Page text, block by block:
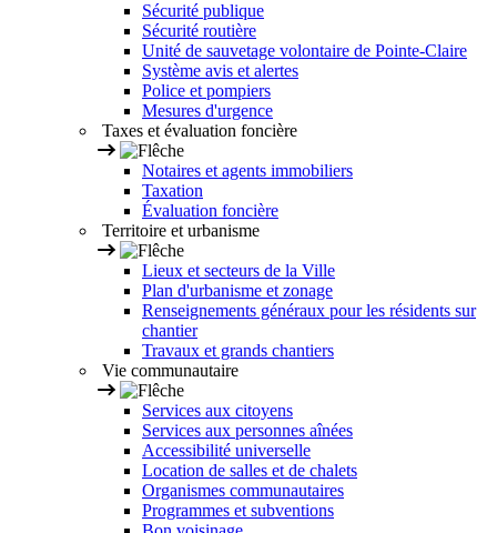
Sécurité publique
Sécurité routière
Unité de sauvetage volontaire de Pointe-Claire
Système avis et alertes
Police et pompiers
Mesures d'urgence
Taxes et évaluation foncière
Notaires et agents immobiliers
Taxation
Évaluation foncière
Territoire et urbanisme
Lieux et secteurs de la Ville
Plan d'urbanisme et zonage
Renseignements généraux pour les résidents sur
chantier
Travaux et grands chantiers
Vie communautaire
Services aux citoyens
Services aux personnes aînées
Accessibilité universelle
Location de salles et de chalets
Organismes communautaires
Programmes et subventions